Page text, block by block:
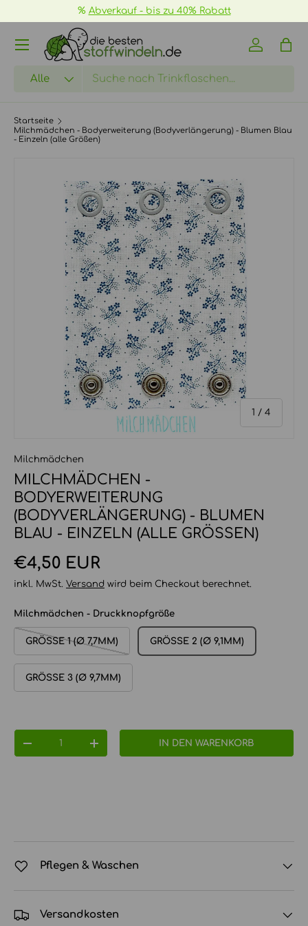
DIREKT ZUM INHALT
% Abverkauf - bis zu 40% Rabatt
Suchen
Alle
Einloggen
Startseite
Milchmädchen - Bodyerweiterung (Bodyverlängerung) - Blumen Blau
- Einzeln (alle Größen)
ZU PRODUKTINFORMATIONEN SPRINGEN
1 / von
4
Milchmädchen
MILCHMÄDCHEN -
BODYERWEITERUNG
(BODYVERLÄNGERUNG) - BLUMEN
BLAU - EINZELN (ALLE GRÖSSEN)
Normaler Preis
€4,50 EUR
inkl. MwSt. Versand wird beim Checkout berechnet.
Milchmädchen - Druckknopfgröße
GRÖSSE 1 (Ø 7,7MM) GRÖSSE 2 (Ø 9,1MM)
GRÖSSE 3 (Ø 9,7MM)
MENGE VERRINGERNMENGE ERHÖHENIN DEN WARENKORB
Pflegen & Waschen
Versandkosten